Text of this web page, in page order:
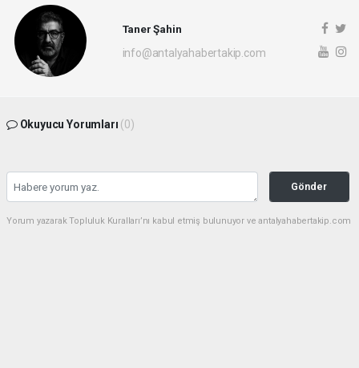
Taner Şahin
info@antalyahabertakip.com
Okuyucu Yorumları (0)
Gönder
Yorum yazarak Topluluk Kuralları’nı kabul etmiş bulunuyor ve antalyahabertakip.com